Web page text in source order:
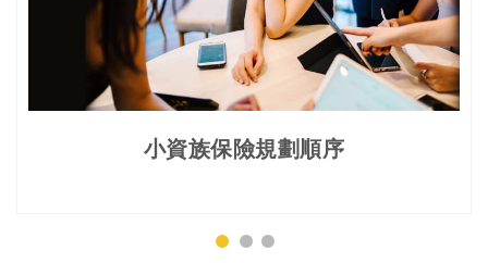
小資族保險規劃順序